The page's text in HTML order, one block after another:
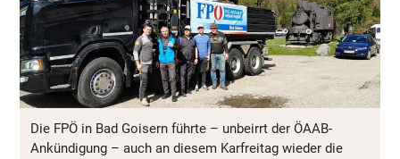
Die FPÖ in Bad Goisern führte – unbeirrt der ÖAAB-
Ankündigung – auch an diesem Karfreitag wieder die